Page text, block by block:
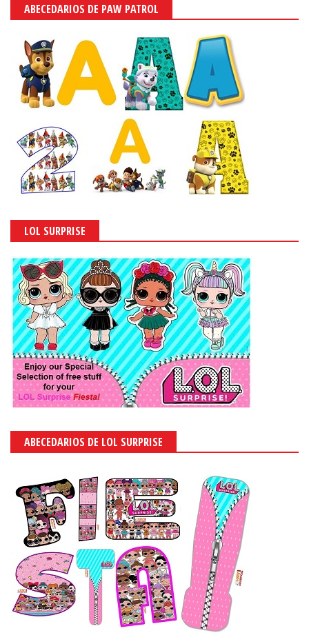
ABECEDARIOS DE PAW PATROL
LOL SURPRISE
ABECEDARIOS DE LOL SURPRISE